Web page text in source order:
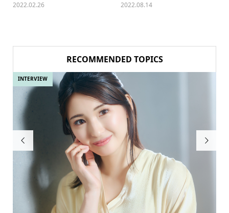
2022.02.26 2022.08.14
RECOMMENDED TOPICS

INTERVIEW
